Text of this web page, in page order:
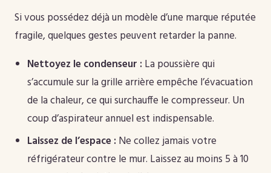
Si vous possédez déjà un modèle d’une marque réputée
fragile, quelques gestes peuvent retarder la panne.
Nettoyez le condenseur : La poussière qui
s’accumule sur la grille arrière empêche l’évacuation
de la chaleur, ce qui surchauffe le compresseur. Un
coup d’aspirateur annuel est indispensable.
Laissez de l’espace : Ne collez jamais votre
réfrigérateur contre le mur. Laissez au moins 5 à 10